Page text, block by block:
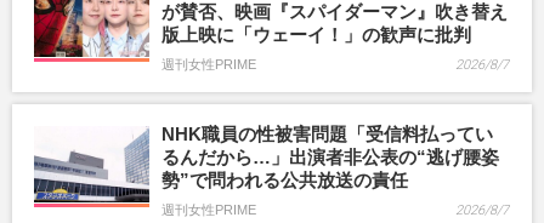
が賛否、映画『スパイダーマン』吹き替え
版上映に「ウェーイ！」の歓声に批判
週刊女性PRIME 2026/8/7
NHK職員の性被害問題「受信料払ってい
るんだから…」出演者非公表の“逃げ腰姿
勢”で問われる公共放送の責任
週刊女性PRIME 2026/8/7